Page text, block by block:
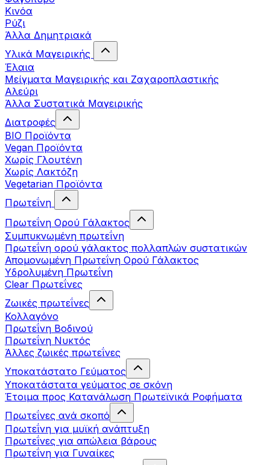
Κινόα
Ρύζι
Άλλα Δημητριακά
Υλικά Μαγειρικής
Έλαια
Μείγματα Μαγειρικής και Ζαχαροπλαστικής
Αλεύρι
Άλλα Συστατικά Μαγειρικής
Διατροφές
BIO Προϊόντα
Vegan Προϊόντα
Χωρίς Γλουτένη
Χωρίς Λακτόζη
Vegetarian Προϊόντα
Πρωτεΐνη
Πρωτεΐνη Ορού Γάλακτος
Συμπυκνωμένη πρωτεΐνη
Πρωτεΐνη ορού γάλακτος πολλαπλών συστατικών
Απομονωμένη Πρωτεΐνη Ορού Γάλακτος
Υδρολυμένη Πρωτεΐνη
Clear Πρωτεΐνες
Ζωικές πρωτεΐνες
Κολλαγόνο
Πρωτεΐνη Βοδινού
Πρωτεΐνη Νυκτός
Άλλες ζωικές πρωτεΐνες
Υποκατάστατο Γεύματος
Υποκατάστατα γεύματος σε σκόνη
Έτοιμα προς Κατανάλωση Πρωτεϊνικά Ροφήματα
Πρωτεΐνες ανά σκοπό
Πρωτεΐνη για μυϊκή ανάπτυξη
Πρωτεΐνες για απώλεια βάρους
Πρωτεΐνη για Γυναίκες